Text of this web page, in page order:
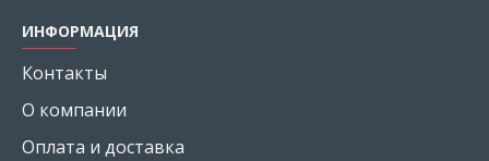
ИНФОРМАЦИЯ
Контакты
О компании
Оплата и доставка